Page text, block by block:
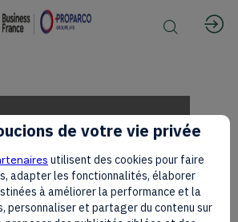
de votre vie privée
utilisent des cookies pour faire
adapter les fonctionnalités, élaborer
à améliorer la performance et la
personnaliser et partager du contenu sur